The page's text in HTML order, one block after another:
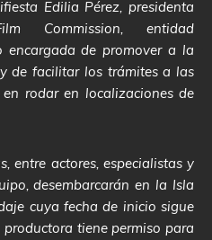
Edilia Pérez, presidenta
Commission, entidad
encargada de promover a la
de facilitar los trámites a las
rodar en localizaciones de
entre actores, especialistas y
desembarcarán en la Isla
cuya fecha de inicio sigue
tiene permiso para